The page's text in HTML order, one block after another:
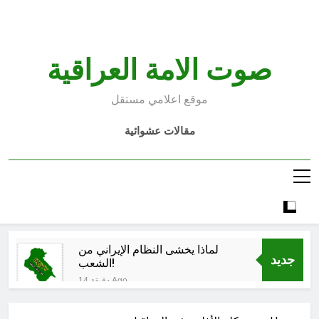
صوت الامة العراقية
موقع اعلامي مستقل
مقالات عشوائية
جديد
لماذا يخشى النظام الإيراني من
الشعب!
14 دقيقة Ago